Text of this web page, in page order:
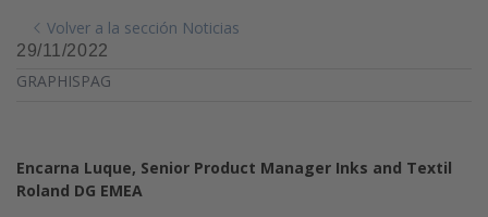
Volver a la sección Noticias
29/11/2022
GRAPHISPAG
Encarna Luque, Senior Product Manager Inks and Textil
Roland DG EMEA